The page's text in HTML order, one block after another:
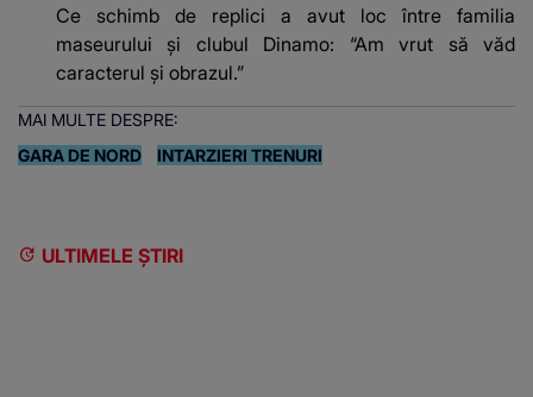
Ce schimb de replici a avut loc între familia
maseurului și clubul Dinamo: “Am vrut să văd
caracterul și obrazul.”
MAI MULTE DESPRE:
GARA DE NORD
INTARZIERI TRENURI
ULTIMELE ȘTIRI